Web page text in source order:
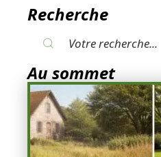
Recherche
Au sommet